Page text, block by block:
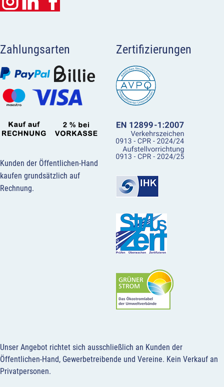
Zahlungsarten
Kunden der Öffentlichen-Hand
kaufen grundsätzlich auf
Rechnung.
Zertifizierungen
Unser Angebot richtet sich ausschließlich an Kunden der
Öffentlichen-Hand, Gewerbetreibende und Vereine. Kein Verkauf an
Privatpersonen.